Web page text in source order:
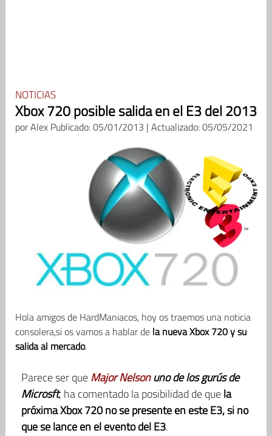
NOTICIAS
Xbox 720 posible salida en el E3 del 2013
porAlex Publicado: 05/01/2013 | Actualizado: 05/05/2021
Hola amigos de HardManiacos, hoy os traemos una noticia
consolera,si os vamos a hablar dela nueva Xbox 720 y su
salida al mercado.
Parece ser queMajor Nelsonuno de los gurús de
Microsft, ha comentado la posibilidad de quela
próxima Xbox 720 no se presente en este E3, si no
que se lance en el evento del E3.